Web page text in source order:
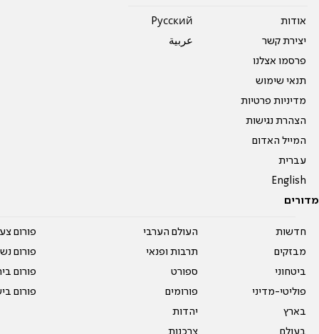
אודות
יצירת קשר
פרסמו אצלנו
תנאי שימוש
מדיניות פרטיות
הצהרת נגישות
המייל האדום
עברית
English
Pусский
عربية
מדורים
חדשות
מבזקים
ביטחוני
פוליטי-מדיני
בארץ
בעולם
העולם הערבי
תרבות ופנאי
ספורט
פורומים
יהדות
צרכנות
פורום
פורום
פורום
פורום